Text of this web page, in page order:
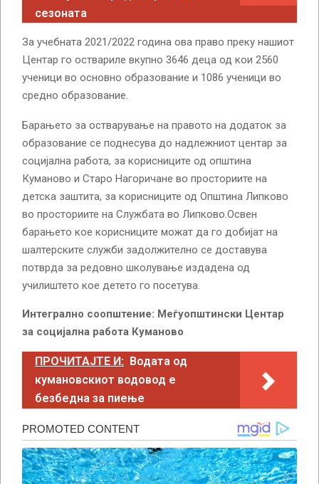
сезоната
За учебната 2021/2022 година ова право преку нашиот
Центар го оствариле вкупно 3646 деца од кои 2560
ученици во основно образование и 1086 ученици во
средно образование.
Барањето за остварување на правото на додаток за
образование се поднесува до надлежниот центар за
социјална работа, за корисниците од општина
Куманово и Старо Нагоричане во просториите на
детска заштита, за корисниците од Општина Липково
во просториите на Службата во Липково.Освен
барањето кое корисниците можат да го добијат на
шалтерските служби задолжително се доставува
потврда за редовно школување издадена од
училиштето кое детето го посетува.
Интегрално соопштение: Меѓуопштински Центар
за социјална работа Куманово
ПРОЧИТАЈТЕ И: Водата од
кумановскиот водовод е
безбедна за пиење